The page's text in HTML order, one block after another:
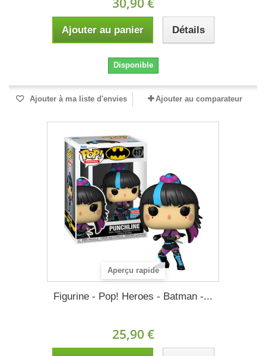
Ajouter au panier Détails
Disponible
Ajouter à ma liste d'envies Ajouter au comparateur
Aperçu rapide
Figurine - Pop! Heroes - Batman -...
25,90 €